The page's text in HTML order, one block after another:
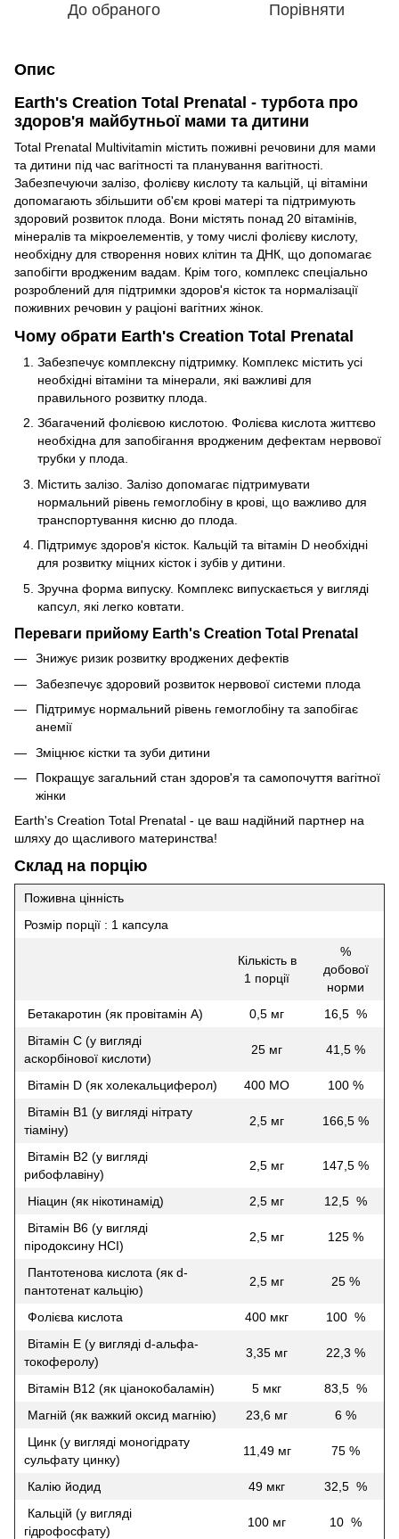
До обраного Порівняти
Опис
Earth's Creation Total Prenatal - турбота про
здоров'я майбутньої мами та дитини
Total Prenatal Multivitamin містить поживні речовини для мами
та дитини під час вагітності та планування вагітності.
Забезпечуючи залізо, фолієву кислоту та кальцій, ці вітаміни
допомагають збільшити об'єм крові матері та підтримують
здоровий розвиток плода. Вони містять понад 20 вітамінів,
мінералів та мікроелементів, у тому числі фолієву кислоту,
необхідну для створення нових клітин та ДНК, що допомагає
запобігти вродженим вадам. Крім того, комплекс спеціально
розроблений для підтримки здоров'я кісток та нормалізації
поживних речовин у раціоні вагітних жінок.
Чому обрати Earth's Creation Total Prenatal
Забезпечує комплексну підтримку. Комплекс містить усі
необхідні вітаміни та мінерали, які важливі для
правильного розвитку плода.
Збагачений фолієвою кислотою. Фолієва кислота життєво
необхідна для запобігання вродженим дефектам нервової
трубки у плода.
Містить залізо. Залізо допомагає підтримувати
нормальний рівень гемоглобіну в крові, що важливо для
транспортування кисню до плода.
Підтримує здоров'я кісток. Кальцій та вітамін D необхідні
для розвитку міцних кісток і зубів у дитини.
Зручна форма випуску. Комплекс випускається у вигляді
капсул, які легко ковтати.
Переваги прийому Earth's Creation Total Prenatal
Знижує ризик розвитку вроджених дефектів
Забезпечує здоровий розвиток нервової системи плода
Підтримує нормальний рівень гемоглобіну та запобігає
анемії
Зміцнює кістки та зуби дитини
Покращує загальний стан здоров'я та самопочуття вагітної
жінки
Earth's Creation Total Prenatal - це ваш надійний партнер на
шляху до щасливого материнства!
Склад на порцію
Поживна цінність
Розмір порції : 1 капсула
Кількість в
1 порції
%
добової
норми
Бетакаротин (як провітамін А)
0,5 мг
16,5 %
Вітамін С (у вигляді
аскорбінової кислоти)
25 мг 41,5 %
Вітамін D (як холекальциферол) 400 МО
100 %
Вітамін В1 (у вигляді нітрату
тіаміну)
2,5 мг 166,5 %
Вітамін В2 (у вигляді
рибофлавіну)
2,5 мг 147,5 %
Ніацин (як нікотинамід) 2,5 мг
12,5 %
Вітамін B6 (у вигляді
піродоксину HCI)
2,5 мг 125 %
Пантотенова кислота (як d-
пантотенат кальцію)
2,5 мг 25 %
Фолієва кислота 400 мкг
100 %
Вітамін Е (у вигляді d-альфа-
токоферолу)
3,35 мг 22,3 %
Вітамін B12 (як ціанокобаламін) 5 мкг
83,5 %
Магній (як важкий оксид магнію)
23,6 мг
6 %
Цинк (у вигляді моногідрату
сульфату цинку)
11,49 мг 75 %
Калію йодид 49 мкг
32,5 %
Кальцій (у вигляді
гідрофосфату)
100 мг 10 %